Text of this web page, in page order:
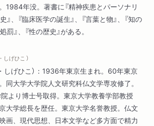
1984年没。著書に『精神疾患とパーソナリ
』、『臨床医学の誕生』、『言葉と物』、『知の
罰』、『性の歴史』がある。
しげひこ ）
しげひこ）：1936年東京生まれ。60年東京
同大学大学院人文研究科仏文学専攻修了。
より博士号取得。東京大学教養学部教授
京大学総長を歴任。東京大学名誉教授。仏文
画、現代思想、日本文学など多方面で精力